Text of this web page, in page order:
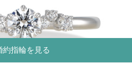
約指輪を見る